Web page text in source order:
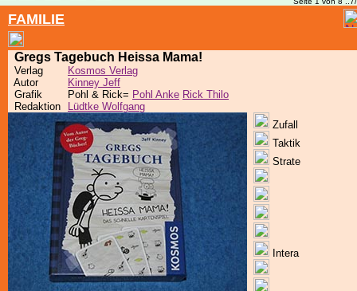
FAMILIE
Gregs Tagebuch Heissa Mama!
Verlag
Kosmos Verlag
Autor
Kinney Jeff
Grafik
Pohl & Rick= Pohl Anke Rick Thilo
Redaktion
Lüdtke Wolfgang
Zufall
Taktik
Strate
Intera